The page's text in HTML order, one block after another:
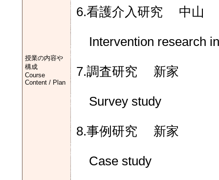
授業の内容や
構成
Course
Content / Plan
6.看護介入研究 中山
Intervention research
7.調査研究 新家
Survey study
8.事例研究 新家
Case study